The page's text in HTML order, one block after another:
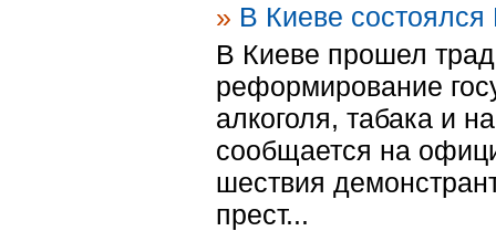
» В Киеве
В Киеве прошел
реформирование
алкоголя, табака и
сообщается на
шествия
прест...